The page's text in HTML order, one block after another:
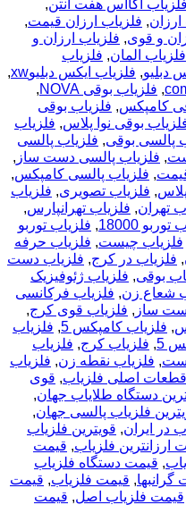
فلزیاب آکااس هفت آنتن,
ارزان, فلزیاب ارزان قیمت,
و قوی, فلزیاب ارزان و
فلزیاب المان, فلزیاب
دبلیو, فلزیاب ایکس دبلیوxw
,
, فلزیاب بوقی NOVA
,
کامپکس, فلزیاب بوقی
بوقی نوا پلاس, فلزیاب
پالسی بوقی, فلزیاب پالسی
, فلزیاب پالسی دست ساز ,
, فلزیاب پالسی کامپکس,
, فلزیاب تصویری, فلزیاب
تهران, فلزیاب تهرانپارس,
18000
, فلزیاب توربو
فلزیاب چیست, فلزیاب حرفه
, فلزیاب در کرج, فلزیاب دست
بوقی, فلزیاب ژئوفیزیک
شعاع زن, فلزیاب فرکانسی
ساز , فلزیاب قوی کرج,
, فلزیاب کامپکس 5 , فلزیاب
5
, فلزیاب کرج, فلزیاب
, فلزیاب نقطه زن, فلزیاب
قطعات اصلی فلزیاب, قوی
دستگاه طلایاب جهان,
فلزیاب پالسی جهان,
در ایران, قویترین فلزیاب
ارزانترین فلزیاب, قیمت
, قیمت دستگاه فلزیاب
, قیمت فلزیاب, قیمت
قیمت فلزیاب اصل, قیمت